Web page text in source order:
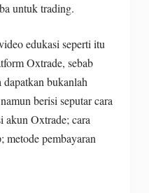
untuk trading.
edukasi seperti itu
Oxtrade, sebab
bukanlah
berisi seputar cara
akun Oxtrade; cara
metode pembayaran